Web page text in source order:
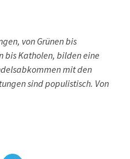
von Grünen bis
bis Katholen, bilden eine
mit den
sind populistisch. Von